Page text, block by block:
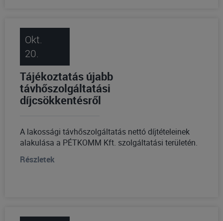
Okt.
20.
Tájékoztatás újabb
távhőszolgáltatási
díjcsökkentésről
A lakossági távhőszolgáltatás nettó díjtételeinek
alakulása a PÉTKOMM Kft. szolgáltatási területén.
Részletek